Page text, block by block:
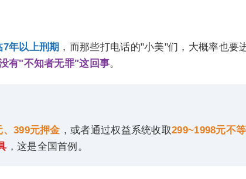
7年以上刑期 ，而那些打电话的"小美"们，大概率也要
有"不知者无罪"这回事。
、399元押金 ，或者通过权益系统收取299~1998元不
，这是全国首例。